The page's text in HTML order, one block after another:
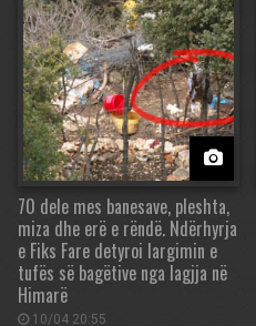
70 dele mes banesave, pleshta,
miza dhe erë e rëndë. Ndërhyrja
e Fiks Fare detyroi largimin e
tufës së bagëtive nga lagjja në
Himarë
10/04 20:55